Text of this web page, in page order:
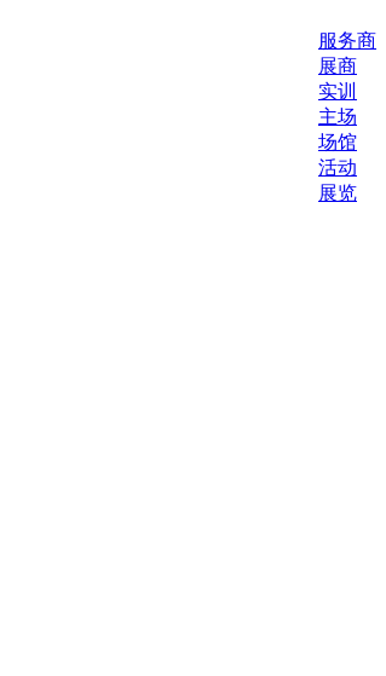
服务商
展商
实训
主场
场馆
活动
展览